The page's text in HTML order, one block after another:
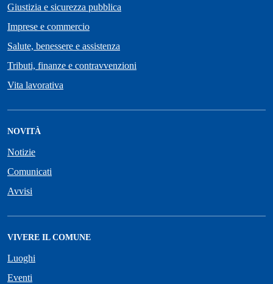
Giustizia e sicurezza pubblica
Imprese e commercio
Salute, benessere e assistenza
Tributi, finanze e contravvenzioni
Vita lavorativa
NOVITÀ
Notizie
Comunicati
Avvisi
VIVERE IL COMUNE
Luoghi
Eventi